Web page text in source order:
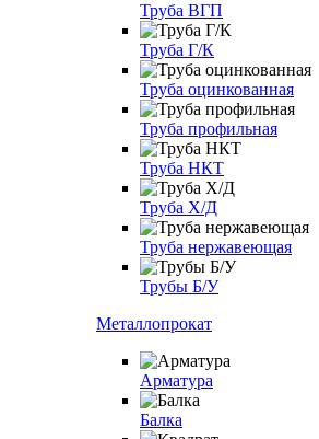
Труба ВГП
Труба Г/К
Труба оцинкованная
Труба профильная
Труба НКТ
Труба Х/Д
Труба нержавеющая
Трубы Б/У
Металлопрокат
Арматура
Балка